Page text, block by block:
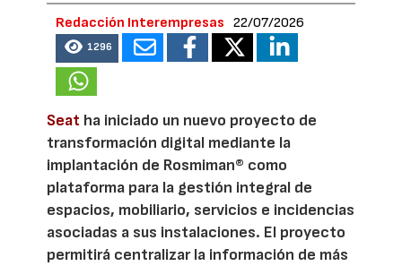
Redacción Interempresas 22/07/2026
1296
Seat ha iniciado un nuevo proyecto de
transformación digital mediante la
implantación de Rosmiman® como
plataforma para la gestión integral de
espacios, mobiliario, servicios e incidencias
asociadas a sus instalaciones. El proyecto
permitirá centralizar la información de más